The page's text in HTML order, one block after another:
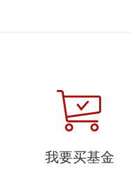
我要买基金